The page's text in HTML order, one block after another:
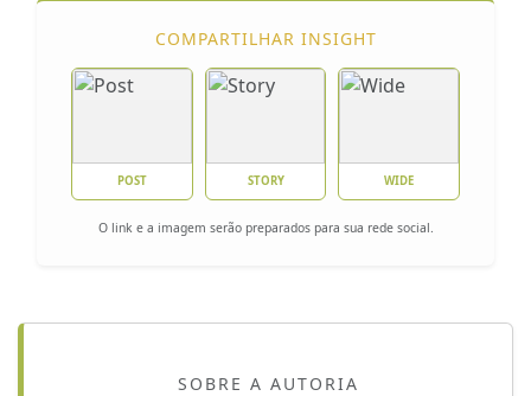
COMPARTILHAR INSIGHT
POST STORY WIDE
O link e a imagem serão preparados para sua rede social.
SOBRE A AUTORIA